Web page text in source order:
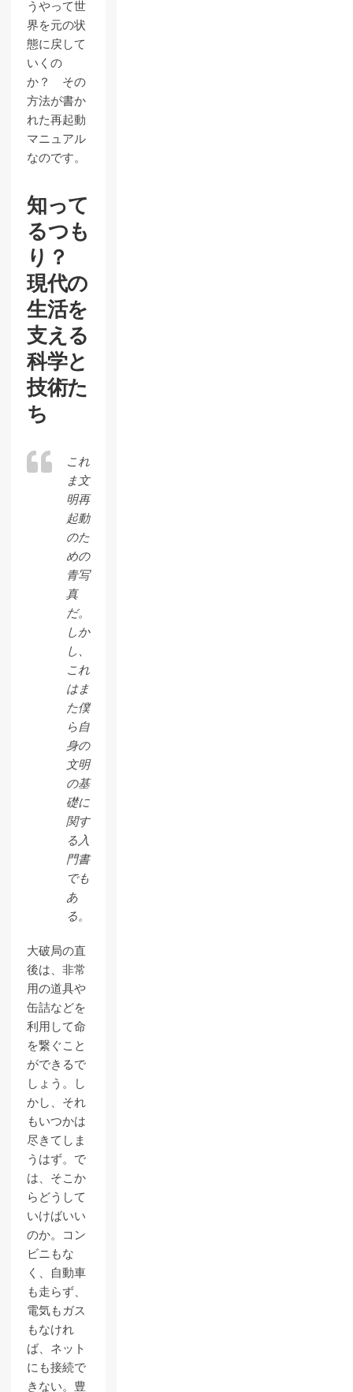
うやって世
界を元の状
態に戻して
いくの
か？ その
方法が書か
れた再起動
マニュアル
なのです。
知って
るつも
り？
現代の
生活を
支える
科学と
技術た
ち
これ
ま文
明再
起動
のた
めの
青写
真
だ。
しか
し、
これ
はま
た僕
ら自
身の
文明
の基
礎に
関す
る入
門書
でも
あ
る。
大破局の直
後は、非常
用の道具や
缶詰などを
利用して命
を繋ぐこと
ができるで
しょう。し
かし、それ
もいつかは
尽きてしま
うはず。で
は、そこか
らどうして
いけばいい
のか。コン
ビニもな
く、自動車
も走らず、
電気もガス
もなけれ
ば、ネット
にも接続で
きない。豊